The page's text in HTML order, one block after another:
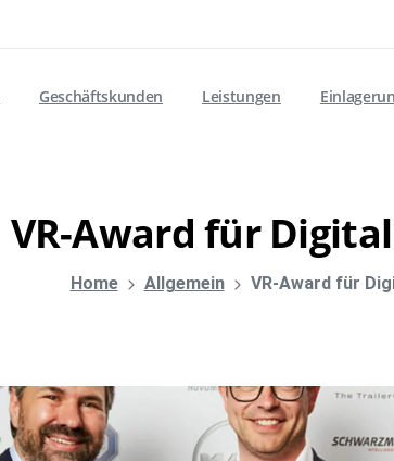
Geschäftskunden Leistungen
VR-Award für
Home Allgemein VR-Award für